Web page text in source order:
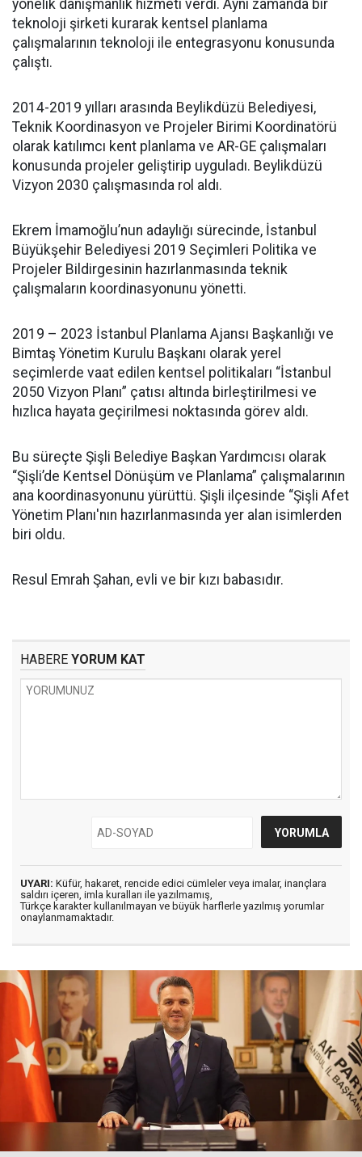
yönelik danışmanlık hizmeti verdi. Aynı zamanda bir
teknoloji şirketi kurarak kentsel planlama
çalışmalarının teknoloji ile entegrasyonu konusunda
çalıştı.
2014-2019 yılları arasında Beylikdüzü Belediyesi,
Teknik Koordinasyon ve Projeler Birimi Koordinatörü
olarak katılımcı kent planlama ve AR-GE çalışmaları
konusunda projeler geliştirip uyguladı. Beylikdüzü
Vizyon 2030 çalışmasında rol aldı.
Ekrem İmamoğlu’nun adaylığı sürecinde, İstanbul
Büyükşehir Belediyesi 2019 Seçimleri Politika ve
Projeler Bildirgesinin hazırlanmasında teknik
çalışmaların koordinasyonunu yönetti.
2019 – 2023 İstanbul Planlama Ajansı Başkanlığı ve
Bimtaş Yönetim Kurulu Başkanı olarak yerel
seçimlerde vaat edilen kentsel politikaları “İstanbul
2050 Vizyon Planı” çatısı altında birleştirilmesi ve
hızlıca hayata geçirilmesi noktasında görev aldı.
Bu süreçte Şişli Belediye Başkan Yardımcısı olarak
“Şişli’de Kentsel Dönüşüm ve Planlama” çalışmalarının
ana koordinasyonunu yürüttü. Şişli ilçesinde “Şişli Afet
Yönetim Planı'nın hazırlanmasında yer alan isimlerden
biri oldu.
Resul Emrah Şahan, evli ve bir kızı babasıdır.
HABERE YORUM KAT
UYARI: Küfür, hakaret, rencide edici cümleler veya imalar, inançlara
saldırı içeren, imla kuralları ile yazılmamış,
Türkçe karakter kullanılmayan ve büyük harflerle yazılmış yorumlar
onaylanmamaktadır.